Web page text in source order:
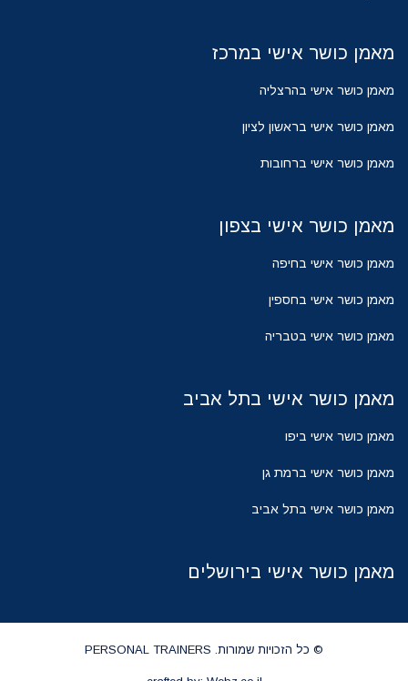
מאמן כושר אישי במרכז
מאמן כושר אישי בהרצליה
מאמן כושר אישי בראשון לציון
מאמן כושר אישי ברחובות
מאמן כושר אישי בצפון
מאמן כושר אישי בחיפה
מאמן כושר אישי בחספין
מאמן כושר אישי בטבריה
מאמן כושר אישי בתל אביב
מאמן כושר אישי ביפו
מאמן כושר אישי ברמת גן
מאמן כושר אישי בתל אביב
מאמן כושר אישי בירושלים
© כל הזכויות שמורות. PERSONAL TRAINERS